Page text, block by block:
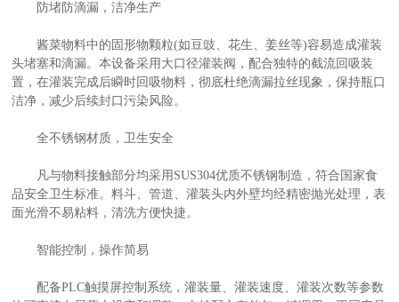
防堵防滴漏，洁净生产
酱菜物料中的固形物颗粒(如豆豉、花生、姜丝等)容易造成灌装
头堵塞和滴漏。本设备采用大口径灌装阀，配合独特的截流回吸装
置，在灌装完成后瞬时回吸物料，彻底杜绝滴漏拉丝现象，保持瓶口
洁净，减少后续封口污染风险。
全不锈钢材质，卫生安全
凡与物料接触部分均采用SUS304优质不锈钢制造，符合国家食
品安全卫生标准。料斗、管道、灌装头内外壁均经精密抛光处理，表
面光滑不易粘料，清洗方便快捷。
智能控制，操作简易
配备PLC触摸屏控制系统，灌装量、灌装速度、灌装次数等参数